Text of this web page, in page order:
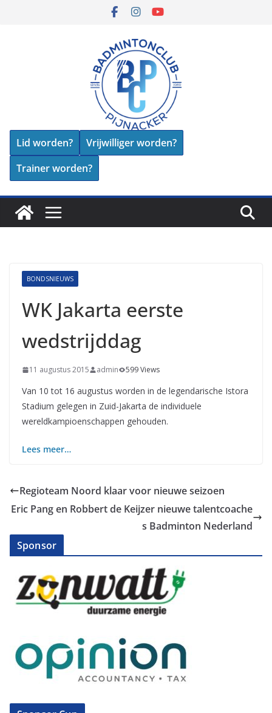
Lid worden?
Vrijwilliger worden?
Trainer worden?
BONDSNIEUWS
WK Jakarta eerste
wedstrijddag
11 augustus 2015 admin 599 Views
Van 10 tot 16 augustus worden in de legendarische Istora
Stadium gelegen in Zuid-Jakarta de individuele
wereldkampioenschappen gehouden.
Lees meer…
Regioteam Noord klaar voor nieuwe seizoen
Eric Pang en Robbert de Keijzer nieuwe talentcoache
s Badminton Nederland
Sponsor